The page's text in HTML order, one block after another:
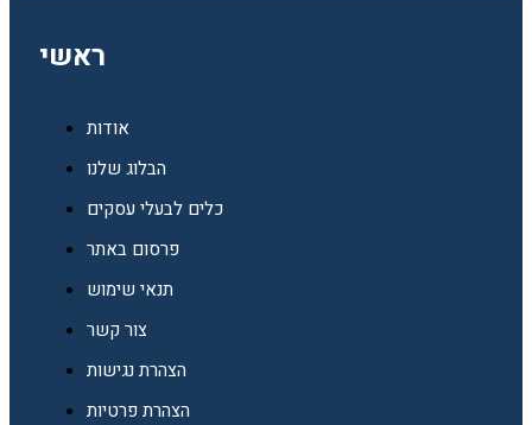
ראשי
אודות
הבלוג שלנו
כלים לבעלי עסקים
פרסום באתר
תנאי שימוש
צור קשר
הצהרת נגישות
הצהרת פרטיות